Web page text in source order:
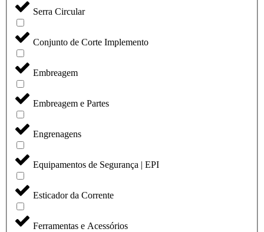
Serra Circular
Conjunto de Corte Implemento
Embreagem
Embreagem e Partes
Engrenagens
Equipamentos de Segurança | EPI
Esticador da Corrente
Ferramentas e Acessórios